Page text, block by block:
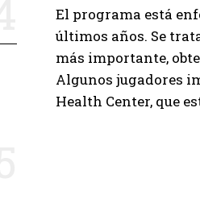
El programa está
últimos años. Se
más importante,
Algunos jugadores
Health Center, que